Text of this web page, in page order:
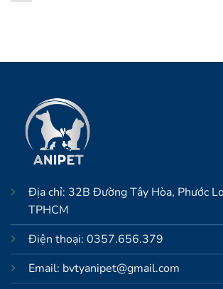
Địa chỉ: 32B Đường Tây Hòa, Phước
TPHCM
Điện thoại: 0357.656.379
Email: bvtyanipet@gmail.com